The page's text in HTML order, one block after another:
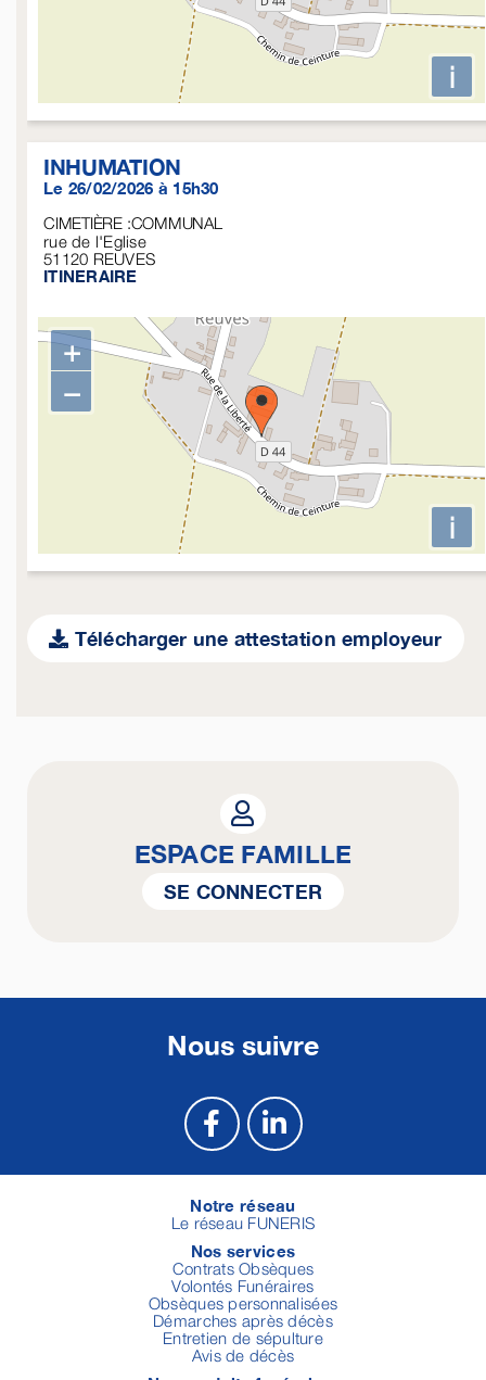
i
INHUMATION
Le 26/02/2026 à 15h30
CIMETIÈRE :COMMUNAL
rue de l'Eglise
51120 REUVES
ITINERAIRE
+
−
i
Télécharger une attestation employeur
ESPACE FAMILLE
SE CONNECTER
Nous suivre
Notre réseau
Le réseau FUNERIS
Nos services
Contrats Obsèques
Volontés Funéraires
Obsèques personnalisées
Démarches après décès
Entretien de sépulture
Avis de décès